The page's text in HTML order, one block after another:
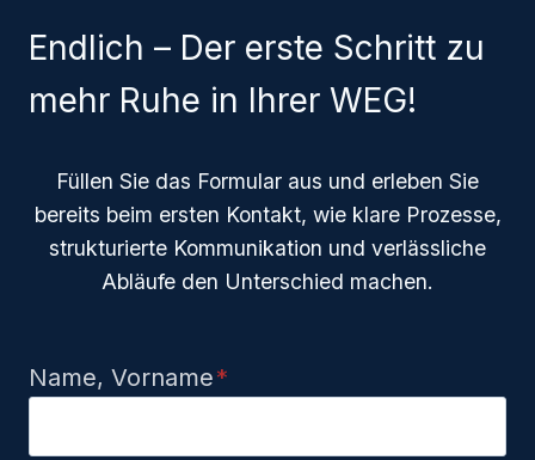
Endlich – Der erste Schritt zu
mehr Ruhe in Ihrer WEG!
Füllen Sie das Formular aus und erleben Sie
bereits beim ersten Kontakt, wie klare Prozesse,
strukturierte Kommunikation und verlässliche
Abläufe den Unterschied machen.
Name, Vorname*